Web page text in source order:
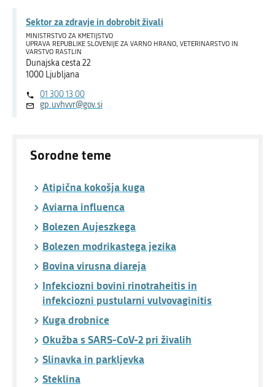
Sektor za zdravje in dobrobit živali
MINISTRSTVO ZA KMETIJSTVO
UPRAVA REPUBLIKE SLOVENIJE ZA VARNO HRANO, VETERINARSTVO IN
VARSTVO RASTLIN
Dunajska cesta 22
1000 Ljubljana
01 300 13 00
gp.uvhvvr@gov.si
Sorodne teme
Atipična kokošja kuga
Aviarna influenca
Bolezen Aujeszkega
Bolezen modrikastega jezika
Bovina virusna diareja
Infekciozni bovini rinotraheitis in
infekciozni pustularni vulvovaginitis
Kuga drobnice
Okužba s SARS-CoV-2 pri živalih
Slinavka in parkljevka
Steklina